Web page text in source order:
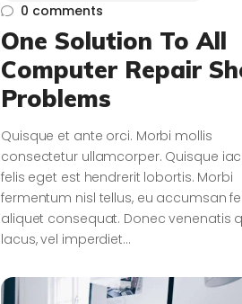
0 comments
One Solution To All
Computer Repair
Problems
Quisque et ante orci. Morbi mollis
consectetur ullamcorper. Quisque
felis eget est hendrerit lobortis. Morbi
fermentum nisl tellus, eu accumsan
aliquet consequat. Donec venenatis
lacus, vel imperdiet…